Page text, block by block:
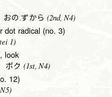
の.ずから (2nd, N4)
dot radical (no. 3)
1)
look
ク (1st, N4)
12)